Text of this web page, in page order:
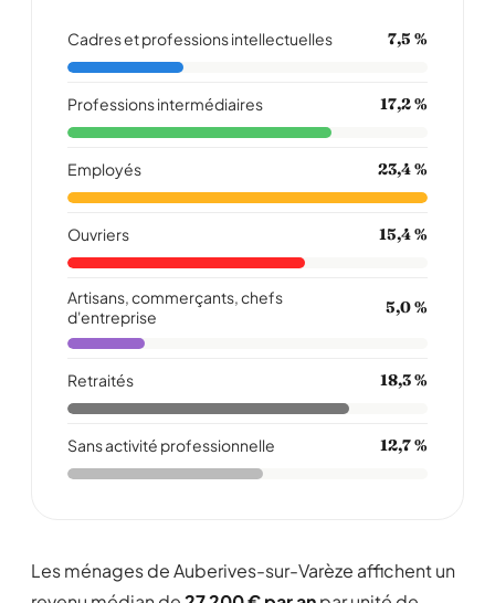
Cadres et professions intellectuelles 7,5 %
Professions intermédiaires 17,2 %
Employés 23,4 %
Ouvriers 15,4 %
Artisans, commerçants, chefs
d'entreprise
5,0 %
Retraités 18,3 %
Sans activité professionnelle 12,7 %
Les ménages de Auberives-sur-Varèze affichent un